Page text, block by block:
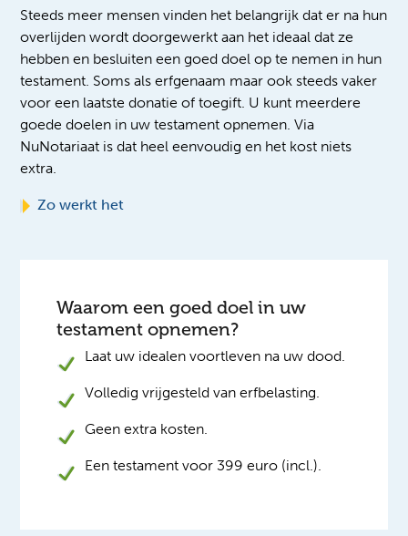
Steeds meer mensen vinden het belangrijk dat er na hun
overlijden wordt doorgewerkt aan het ideaal dat ze
hebben en besluiten een goed doel op te nemen in hun
testament. Soms als erfgenaam maar ook steeds vaker
voor een laatste donatie of toegift. U kunt meerdere
goede doelen in uw testament opnemen. Via
NuNotariaat is dat heel eenvoudig en het kost niets
extra.
Zo werkt het
Waarom een goed doel in uw
testament opnemen?
Laat uw idealen voortleven na uw dood.
Volledig vrijgesteld van erfbelasting.
Geen extra kosten.
Een testament voor 399 euro (incl.).